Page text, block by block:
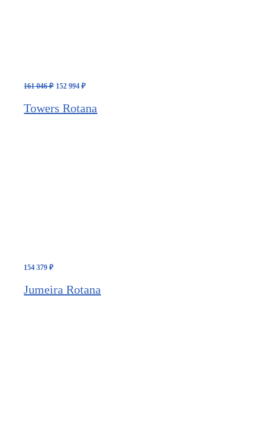
161 046₽ Первоначальная
161
152 994₽Текущая
994 ₽.
Towers Rotana
154 379₽
Jumeira Rotana